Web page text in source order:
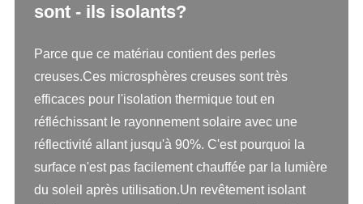
sont - ils isolants?
Parce que ce matériau contient des perles
creuses.Ces microsphères creuses sont très
efficaces pour l'isolation thermique tout en
réfléchissant le rayonnement solaire avec une
réflectivité allant jusqu'à 90%. C'est pourquoi la
surface n'est pas facilement chauffée par la lumière
du soleil après utilisation.Un revêtement isolant